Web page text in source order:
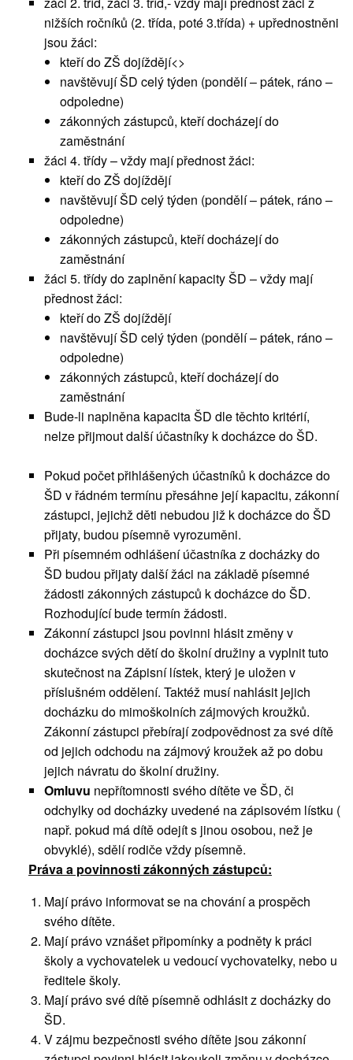
nižších ročníků (2. třída, poté 3.třída) + upřednostněni
jsou žáci:
kteří do ZŠ dojíždějí<>
navštěvují ŠD celý týden (pondělí – pátek, ráno –
odpoledne)
zákonných zástupců, kteří docházejí do
zaměstnání
žáci 4. třídy – vždy mají přednost žáci:
kteří do ZŠ dojíždějí
navštěvují ŠD celý týden (pondělí – pátek, ráno –
odpoledne)
zákonných zástupců, kteří docházejí do
zaměstnání
žáci 5. třídy do zaplnění kapacity ŠD – vždy mají
přednost žáci:
kteří do ZŠ dojíždějí
navštěvují ŠD celý týden (pondělí – pátek, ráno –
odpoledne)
zákonných zástupců, kteří docházejí do
zaměstnání
Bude-li naplněna kapacita ŠD dle těchto kritérií,
nelze přijmout další účastníky k docházce do ŠD.
Pokud počet přihlášených účastníků k docházce do
ŠD v řádném termínu přesáhne její kapacitu, zákonní
zástupci, jejichž děti nebudou již k docházce do ŠD
přijaty, budou písemně vyrozuměni.
Při písemném odhlášení účastníka z docházky do
ŠD budou přijaty další žáci na základě písemné
žádosti zákonných zástupců k docházce do ŠD.
Rozhodující bude termín žádosti.
Zákonní zástupci jsou povinni hlásit změny v
docházce svých dětí do školní družiny a vyplnit tuto
skutečnost na Zápisní lístek, který je uložen v
příslušném oddělení. Taktéž musí nahlásit jejich
docházku do mimoškolních zájmových kroužků.
Zákonní zástupci přebírají zodpovědnost za své dítě
od jejich odchodu na zájmový kroužek až po dobu
jejich návratu do školní družiny.
Omluvu nepřítomnosti svého dítěte ve ŠD, či
odchylky od docházky uvedené na zápisovém lístku (
např. pokud má dítě odejít s jinou osobou, než je
obvyklé), sdělí rodiče vždy písemně.
Práva a povinnosti zákonných zástupců:
Mají právo informovat se na chování a prospěch
svého dítěte.
Mají právo vznášet připomínky a podněty k práci
školy a vychovatelek u vedoucí vychovatelky, nebo u
ředitele školy.
Mají právo své dítě písemně odhlásit z docházky do
ŠD.
V zájmu bezpečnosti svého dítěte jsou zákonní